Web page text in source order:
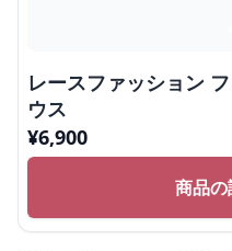
レースファッション
ウス
¥6,900
商品